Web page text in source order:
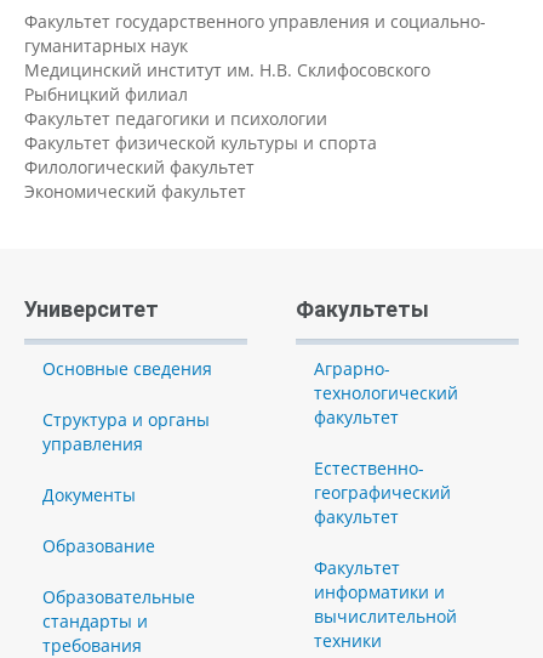
Факультет государственного управления и социально-
гуманитарных наук
Медицинский институт им. Н.В. Склифосовского
Рыбницкий филиал
Факультет педагогики и психологии
Факультет физической культуры и спорта
Филологический факультет
Экономический факультет
Университет
Основные сведения
Структура и органы
управления
Документы
Образование
Образовательные
стандарты и
требования
Факультеты
Аграрно-
технологический
факультет
Естественно-
географический
факультет
Факультет
информатики и
вычислительной
техники